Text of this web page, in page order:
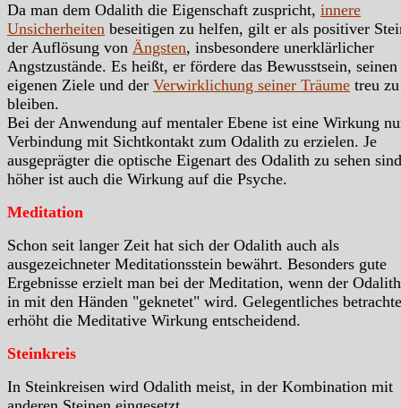
Da man dem Odalith die Eigenschaft zuspricht, innere
Unsicherheiten beseitigen zu helfen, gilt er als positiver
der Auflösung von Ängsten, insbesondere unerklärlicher
Angstzustände. Es heißt, er fördere das Bewusstsein, seinen
eigenen Ziele und der Verwirklichung seiner Träume treu zu
bleiben.
Bei der Anwendung auf mentaler Ebene ist eine Wirkung
Verbindung mit Sichtkontakt zum Odalith zu erzielen. Je
ausgeprägter die optische Eigenart des Odalith zu sehen
höher ist auch die Wirkung auf die Psyche.
Meditation
Schon seit langer Zeit hat sich der Odalith auch als
ausgezeichneter Meditationsstein bewährt. Besonders gute
Ergebnisse erzielt man bei der Meditation, wenn der
in mit den Händen "geknetet" wird. Gelegentliches
erhöht die Meditative Wirkung entscheidend.
Steinkreis
In Steinkreisen wird Odalith meist, in der Kombination mit